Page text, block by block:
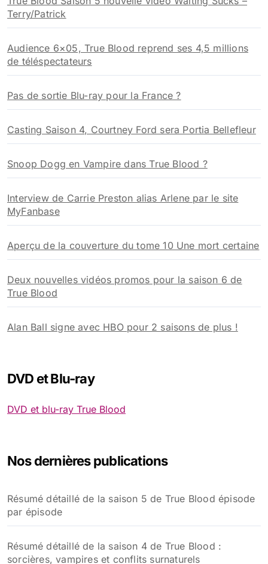
Terry/Patrick
Audience 6×05, True Blood reprend ses 4,5 millions
de téléspectateurs
Pas de sortie Blu-ray pour la France ?
Casting Saison 4, Courtney Ford sera Portia Bellefleur
Snoop Dogg en Vampire dans True Blood ?
Interview de Carrie Preston alias Arlene par le site
MyFanbase
Aperçu de la couverture du tome 10 Une mort certaine
Deux nouvelles vidéos promos pour la saison 6 de
True Blood
Alan Ball signe avec HBO pour 2 saisons de plus !
DVD et Blu-ray
DVD et blu-ray True Blood
Nos dernières publications
Résumé détaillé de la saison 5 de True Blood épisode
par épisode
Résumé détaillé de la saison 4 de True Blood :
sorcières, vampires et conflits surnaturels